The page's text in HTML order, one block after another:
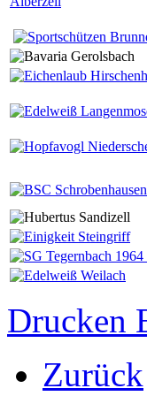
Drucken
Zurück